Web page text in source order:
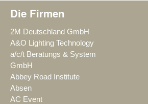
Die Firmen
2M Deutschland GmbH
A&O Lighting Technology
a/c/t Beratungs & System
GmbH
Abbey Road Institute
Absen
AC Event